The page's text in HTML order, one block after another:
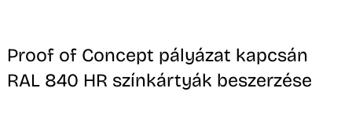
Proof of Concept pályázat kapcsán
RAL 840 HR színkártyák beszerzése